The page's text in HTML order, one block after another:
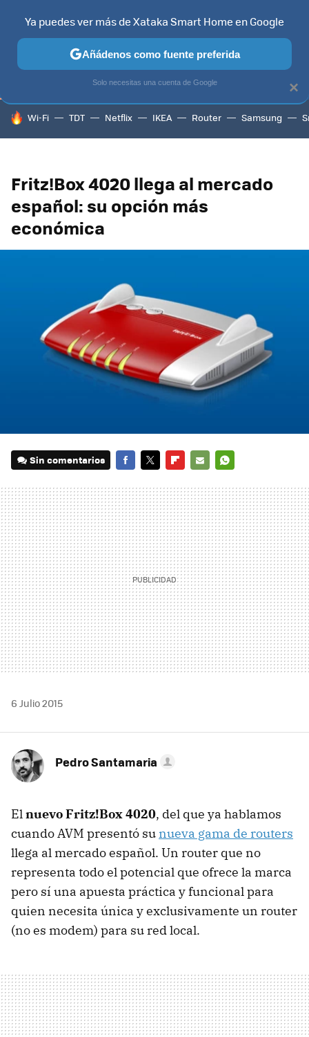
TELEVISORES CONTENIDOS SMART TV SELECCIÓN
HOY SE HABLA DE
Wi-Fi TDT Netflix IKEA Router Samsung
Fritz!Box 4020 llega al mercado
español: su opción más
económica
Sin comentarios
MAIL
6 Julio 2015
Pedro Santamaria
Elnuevo Fritz!Box 4020, del que ya hablamos
cuando AVM presentó su nueva gama de routers
llega al mercado español. Un router que no
representa todo el potencial que ofrece la marca
pero sí una apuesta práctica y funcional para
quien necesita única y exclusivamente un router
(no es modem) para su red local.
×
Ya puedes ver más de Xataka Smart Home en Google
Añádenos como fuente preferida
Solo necesitas una cuenta de Google